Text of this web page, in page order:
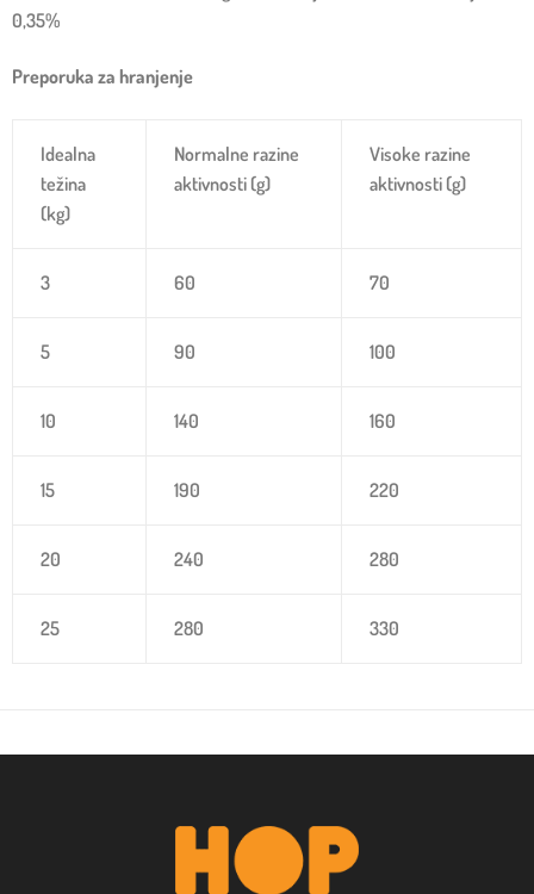
0,35%
Preporuka za hranjenje
Idealna
težina
(kg)
Normalne razine
aktivnosti (g)
Visoke razine
aktivnosti (g)
3 60 70
5 90 100
10 140 160
15 190 220
20 240 280
25 280 330